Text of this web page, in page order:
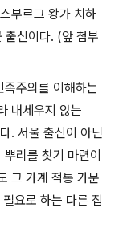
부르그 왕가 치하
신이다. (앞 첨부
주의를 이해하는
내세우지 않는
. 서울 출신이 아닌
리를 찾기 마련이
그 가계 적통 가문
요로 하는 다른 집